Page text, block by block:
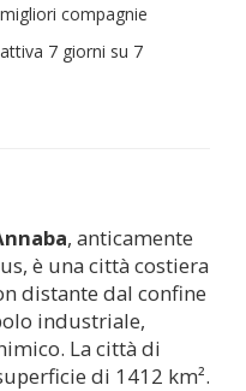
compagnie
7 giorni su 7
, anticamente
è una città costiera
distante dal confine
industriale,
La città di
di 1412 km².